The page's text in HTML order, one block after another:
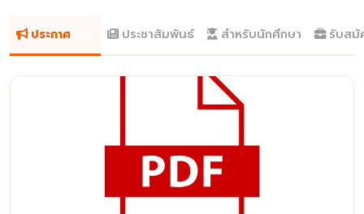
ประกาศ ประชาสัมพันธ์ สำหรับนักศึกษา รับสมั